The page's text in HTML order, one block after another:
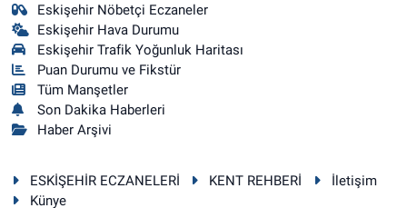
Eskişehir Nöbetçi Eczaneler
Eskişehir Hava Durumu
Eskişehir Trafik Yoğunluk Haritası
Puan Durumu ve Fikstür
Tüm Manşetler
Son Dakika Haberleri
Haber Arşivi
ESKİŞEHİR ECZANELERİ KENT REHBERİ
İletişim
Künye